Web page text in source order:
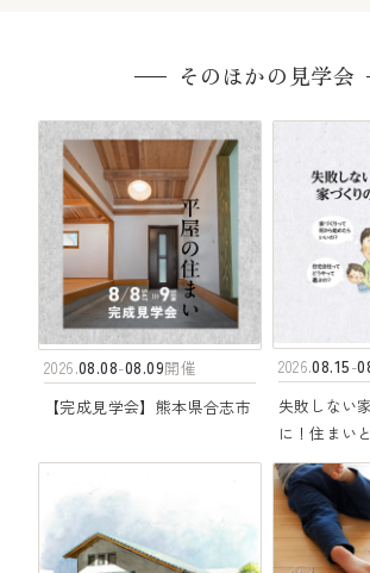
そのほかの見学会
2026.08.08-08.09開催
【完成見学会】熊本県合志市
2026.08.15-
失敗しない
に！住まい